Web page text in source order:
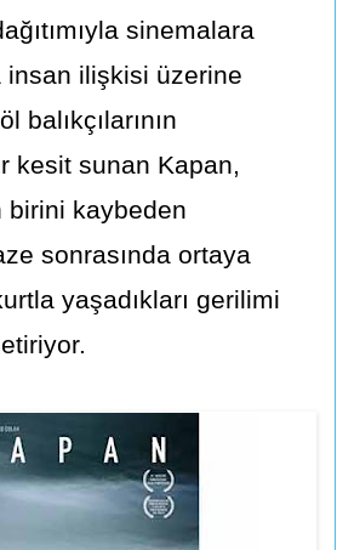
sinemalara
insan ilişkisi üzerine
balıkçılarının
kesit sunan Kapan,
birini kaybeden
sonrasında ortaya
yaşadıkları gerilimi